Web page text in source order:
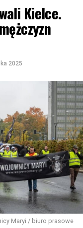
Kielce.
2025
Maryi / biuro prasowe